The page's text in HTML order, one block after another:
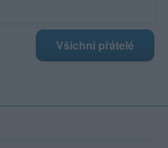
Všichni přátelé